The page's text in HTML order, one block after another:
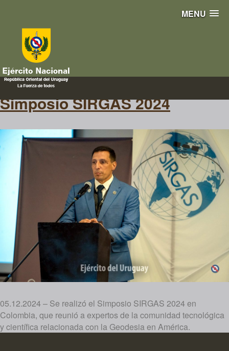
MENU
geodésicos
Simposio SIRGAS 2024
05.12.2024 – Se realizó el Simposio SIRGAS 2024 en
Colombia, que reunió a expertos de la comunidad tecnológica
y científica relacionada con la Geodesia en América.